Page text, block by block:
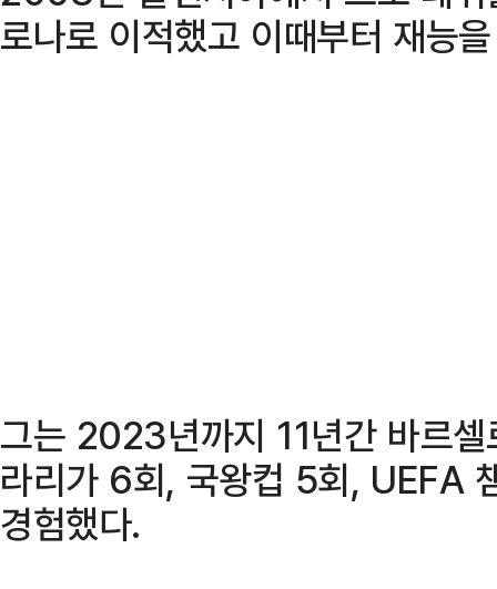
로나로 이적했고 이때부터 재능
그는 2023년까지 11년간 바르
라리가 6회, 국왕컵 5회, UEFA
경험했다.